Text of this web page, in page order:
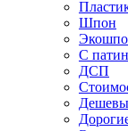
Шпон
С
ДСП